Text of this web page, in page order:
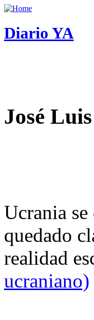
Diario YA
José
Ucrania
quedado
realidad
ucraniano)